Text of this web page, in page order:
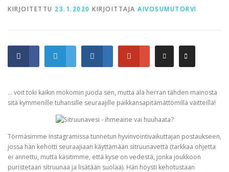
KIRJOITETTU 23.1.2020 KIRJOITTAJA AIVOSUMUTORVI
… voit toki kaikin mokomin juoda sen, mutta älä herran tähden mainosta
sitä kymmenille tuhansille seuraajille paikkansapitämättömillä väitteillä!
Törmäsimme Instagramissa tunnetun hyvinvointivaikuttajan postaukseen,
jossa hän kehotti seuraajiaan käyttämään sitruunavettä (tarkkaa ohjetta
ei annettu, mutta käsitimme, että kyse on vedestä, jonka joukkoon
puristetaan sitruunaa ja lisätään suolaa). Hän höysti kehotustaan